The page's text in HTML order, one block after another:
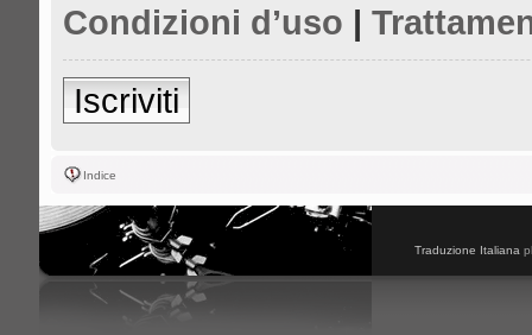
Condizioni d’uso |
Iscriviti
Indice
Traduzione Italiana